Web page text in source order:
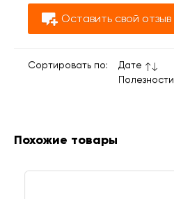
Оставить свой отзыв
Сортировать по: Дате
Полезности
Похожие товары